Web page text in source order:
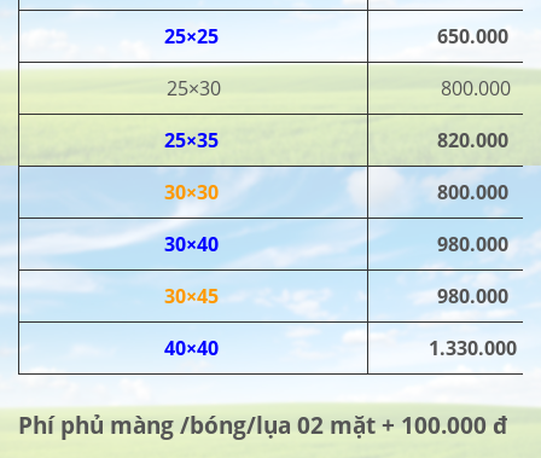
25×25
650.000
25×30
800.000
25×35
820.000
30×30
800.000
30×40
980.000
30×45
980.000
40×40
1.330.000
Phí phủ màng /bóng/lụa 02 mặt + 100.000 đ